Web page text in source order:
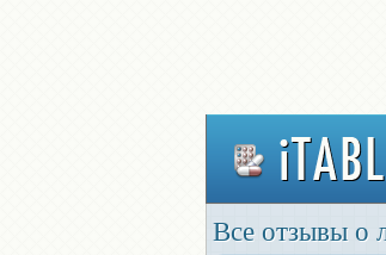
Все отзывы о